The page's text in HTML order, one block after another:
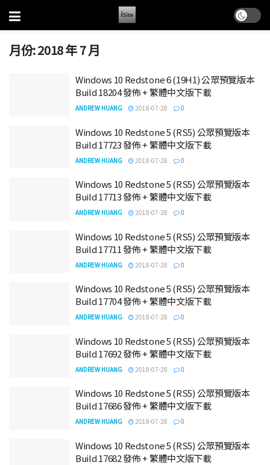
月份:2018 年 7 月
Windows 10 Redstone 6 (19H1) 公眾預覽版本
Build 18204 發佈 + 繁體中文版下載
ANDREW HUANG 2018-07-28 0
Windows 10 Redstone 5 (RS5) 公眾預覽版本
Build 17723 發佈 + 繁體中文版下載
ANDREW HUANG 2018-07-28 0
Windows 10 Redstone 5 (RS5) 公眾預覽版本
Build 17713 發佈 + 繁體中文版下載
ANDREW HUANG 2018-07-28 0
Windows 10 Redstone 5 (RS5) 公眾預覽版本
Build 17711 發佈 + 繁體中文版下載
ANDREW HUANG 2018-07-28 0
Windows 10 Redstone 5 (RS5) 公眾預覽版本
Build 17704 發佈 + 繁體中文版下載
ANDREW HUANG 2018-07-28 0
Windows 10 Redstone 5 (RS5) 公眾預覽版本
Build 17692 發佈 + 繁體中文版下載
ANDREW HUANG 2018-07-28 0
Windows 10 Redstone 5 (RS5) 公眾預覽版本
Build 17686 發佈 + 繁體中文版下載
ANDREW HUANG 2018-07-28 0
Windows 10 Redstone 5 (RS5) 公眾預覽版本
Build 17682 發佈 + 繁體中文版下載